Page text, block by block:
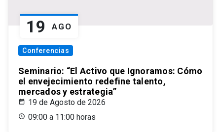
19 AGO
Conferencias
Seminario: “El Activo que Ignoramos: Cómo
el envejecimiento redefine talento,
mercados y estrategia”
19 de Agosto de 2026
09:00 a 11:00 horas